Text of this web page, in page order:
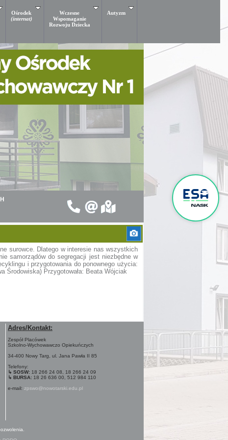
Ośrodek
(internat)
Wczesne
Wspomaganie
Rozwoju Dziecka
Autyzm
surowce. Dlatego w interesie nas wszystkich
samorządów do segregacji jest niezbędne w
i przygotowania do ponownego użycia:
Środowiska) Przygotowała: Beata Wójciak
Adres/Kontakt:
Zespół Placówek
Szkolno-Wychowawczo Opiekuńczych
34-400 Nowy Targ, ul. Jana Pawła II 85
Telefony:
↳ SOSW: 18 266 24 08, 18 266 24 09
↳ BURSA: 18 26 636 00, 512 984 110
e-mail: zpswo@nowotarski.edu.pl